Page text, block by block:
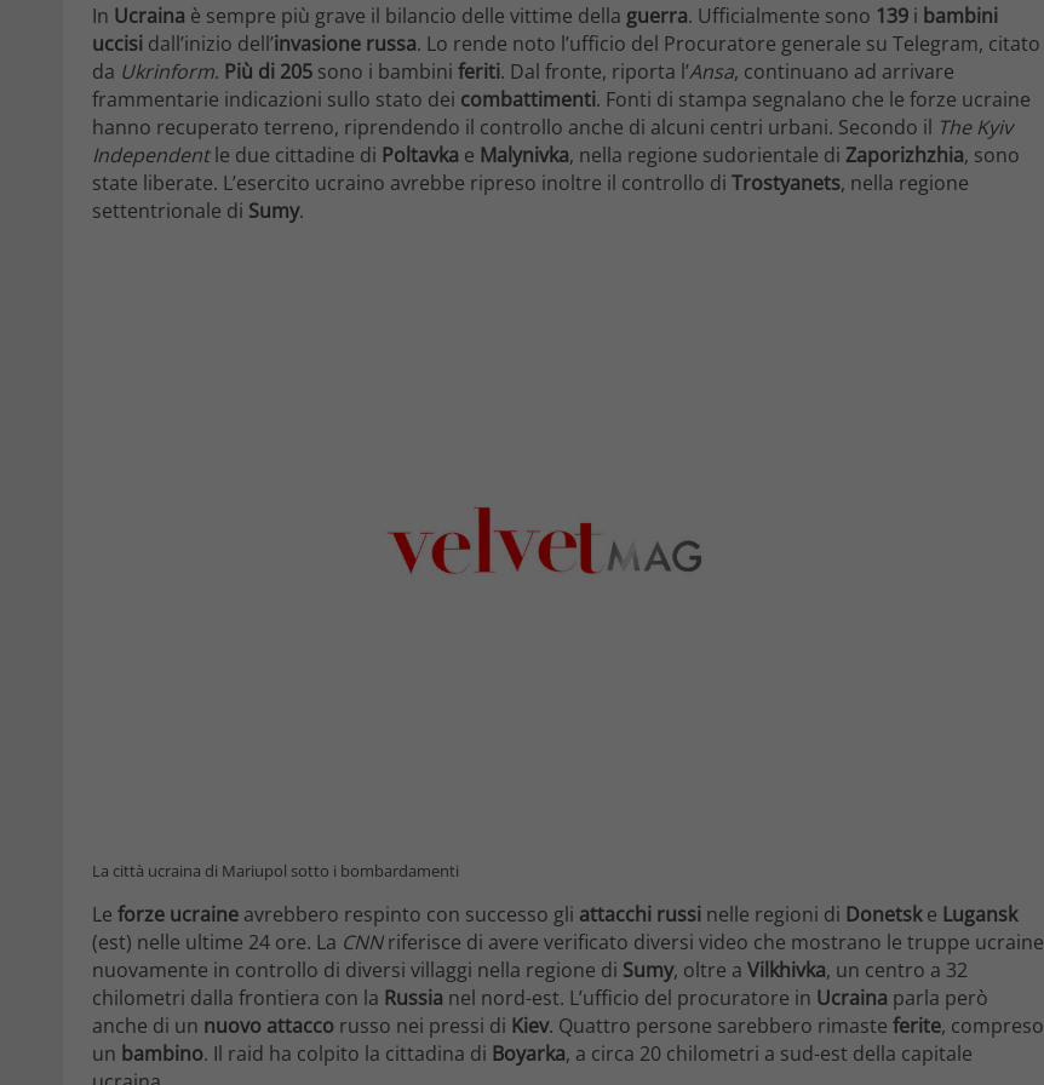
In Ucraina è sempre più grave il bilancio delle vittime della guerra. Ufficialmente sono 139 i bambini
uccisi dall’inizio dell’invasione russa. Lo rende noto l’ufficio del Procuratore generale su Telegram, citato
da Ukrinform. Più di 205 sono i bambini feriti. Dal fronte, riporta l’Ansa, continuano ad arrivare
frammentarie indicazioni sullo stato dei combattimenti. Fonti di stampa segnalano che le forze ucraine
hanno recuperato terreno, riprendendo il controllo anche di alcuni centri urbani. Secondo il The Kyiv
Independentle due cittadine di Poltavka e Malynivka, nella regione sudorientale di Zaporizhzhia, sono
state liberate. L’esercito ucraino avrebbe ripreso inoltre il controllo di Trostyanets, nella regione
settentrionale di Sumy.
La città ucraina di Mariupol sotto i bombardamenti
Le forze ucraine avrebbero respinto con successo gli attacchi russi nelle regioni di Donetske Lugansk
(est) nelle ultime 24 ore. La CNNriferisce di avere verificato diversi video che mostrano le truppe ucraine
nuovamente in controllo di diversi villaggi nella regione di Sumy, oltre a Vilkhivka, un centro a 32
chilometri dalla frontiera con la Russia nel nord-est. L’ufficio del procuratore in Ucraina parla però
anche di un nuovo attacco russo nei pressi di Kiev. Quattro persone sarebbero rimaste ferite, compreso
un bambino. Il raid ha colpito la cittadina di Boyarka, a circa 20 chilometri a sud-est della capitale